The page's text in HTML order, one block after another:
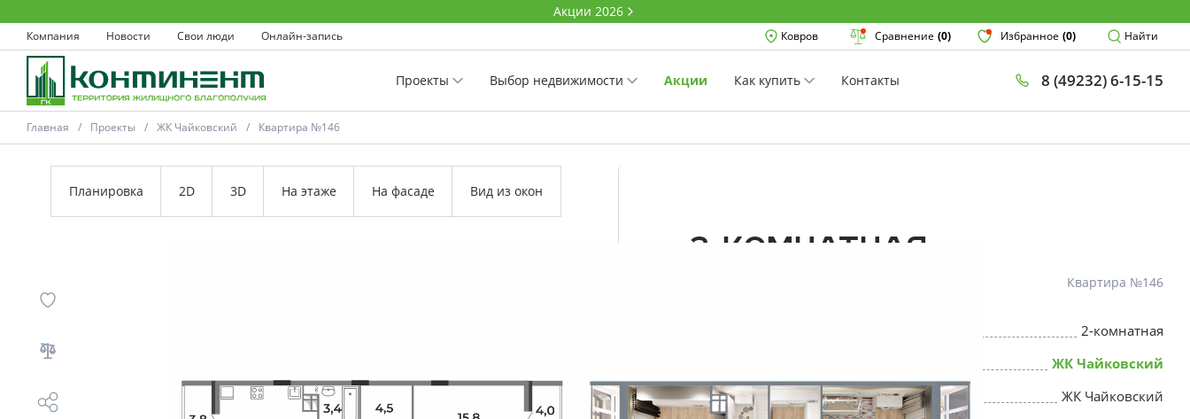
Акции 2026
Компания Новости Свои люди Онлайн-запись Ковров Сравнение (0) Избранное (0) Найти
Проекты Выбор недвижимости Акции Как купить Контакты 8 (49232) 6-15-15
×
Ковров
Проекты
Главная Проекты ЖК Чайковский Квартира №146
Поиск
Планировка 2D 3D На этаже На фасаде Вид из окон
2-комнатная
Квартира №146
2-комнатная
ЖК Чайковский
Дом ЖК Чайковский
* Скидки предоставляются в